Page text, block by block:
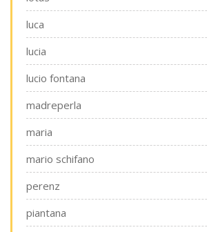
luca
lucia
lucio fontana
madreperla
maria
mario schifano
perenz
piantana